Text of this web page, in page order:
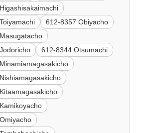
612-8357 Obiyacho
612-8344 Otsumachi